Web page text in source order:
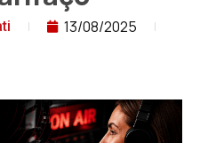
13/08/2025